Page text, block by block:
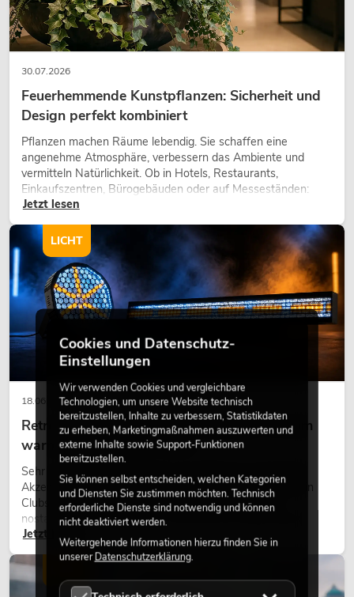
30.07.2026
Feuerhemmende Kunstpflanzen: Sicherheit und
Design perfekt kombiniert
Pflanzen machen Räume lebendig. Sie schaffen eine
angenehme Atmosphäre, verbessern das Ambiente und
vermitteln Natürlichkeit. Ob in Hotels, Restaurants,
Einkaufszentren, Bürogebäuden oder auf Messeständen:
eine hochwertige Begrünung gehört heute längst zum
modernen Raumkonzept.
Jetzt lesen
18.06.2026
Retro-Licht im modernen Lichtdesign: Warum
warmes Licht wieder wirkt
Sehr warmes Licht, sichtbare Leuchtflächen und farbige
Akzente prägen viele aktuelle Lichtdesigns auf Bühnen, in
Clubs und bei Events. Retro-Licht ist dabei kein rein
nostalgischer Effekt, sondern ein bewusst eingesetztes
Gestaltungsmittel: Es schafft Atmosphäre, gibt Szenen
Charakter und kann technische LED-Setups emotionaler
wirken lassen.
Jetzt lesen
LICHT
Cookies und Datenschutz-
Einstellungen
Wir verwenden Cookies und vergleichbare
Technologien, um unsere Website technisch
bereitzustellen, Inhalte zu verbessern, Statistikdaten
zu erheben, Marketingmaßnahmen auszuwerten und
externe Inhalte sowie Support-Funktionen
bereitzustellen.
Sie können selbst entscheiden, welchen Kategorien
und Diensten Sie zustimmen möchten. Technisch
erforderliche Dienste sind notwendig und können
nicht deaktiviert werden.
Weitergehende Informationen hierzu finden Sie in
unsererDatenschutzerklärung.